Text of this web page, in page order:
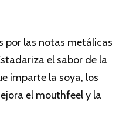
por las notas metálicas
el sabor de la
imparte la soya, los
el mouthfeel y la